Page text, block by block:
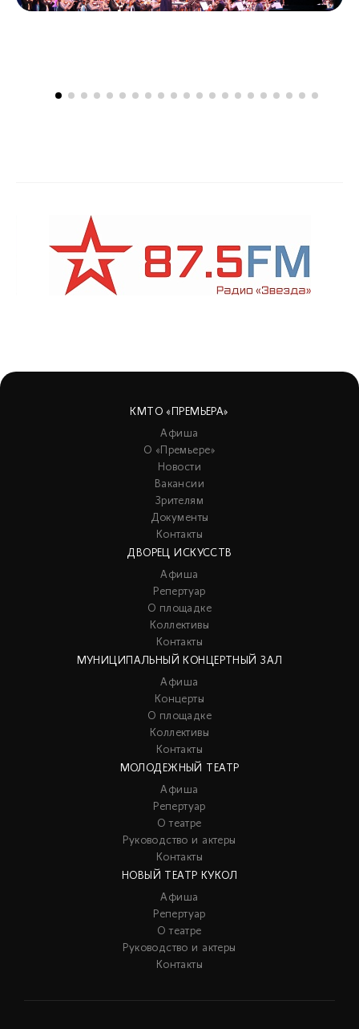
КМТО «ПРЕМЬЕРА»
Афиша
О «Премьере»
Новости
Вакансии
Зрителям
Документы
Контакты
ДВОРЕЦ ИСКУССТВ
Афиша
Репертуар
О площадке
Коллективы
Контакты
МУНИЦИПАЛЬНЫЙ КОНЦЕРТНЫЙ ЗАЛ
Афиша
Концерты
О площадке
Коллективы
Контакты
МОЛОДЕЖНЫЙ ТЕАТР
Афиша
Репертуар
О театре
Руководство и актеры
Контакты
НОВЫЙ ТЕАТР КУКОЛ
Афиша
Репертуар
О театре
Руководство и актеры
Контакты